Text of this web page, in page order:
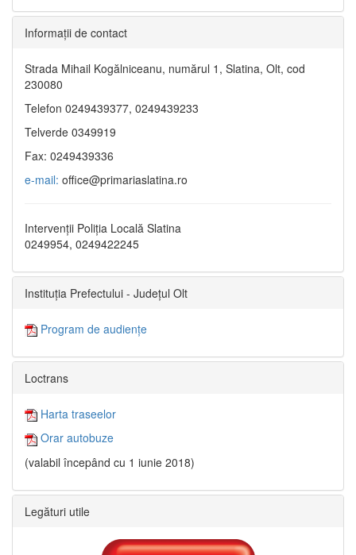
Informaţii de contact
Strada Mihail Kogălniceanu, numărul 1, Slatina, Olt, cod
230080
Telefon 0249439377, 0249439233
Telverde 0349919
Fax: 0249439336
e-mail: office@primariaslatina.ro
Intervenții Poliția Locală Slatina
0249954, 0249422245
Instituția Prefectului - Județul Olt
Program de audiențe
Loctrans
Harta traseelor
Orar autobuze
(valabil începând cu 1 iunie 2018)
Legături utile